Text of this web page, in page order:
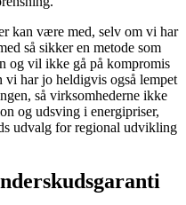
kan være med, selv om vi har
så sikker en metode som
og vil ikke gå på kompromis
vi har jo heldigvis også lempet
så virksomhederne ikke
og udsving i energipriser,
udvalg for regional udvikling